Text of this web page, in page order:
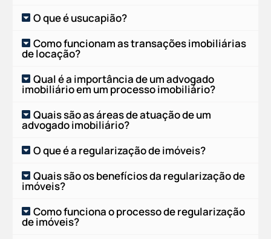
O que é usucapião?
Como funcionam as transações imobiliárias
de locação?
Qual é a importância de um advogado
imobiliário em um processo imobiliário?
Quais são as áreas de atuação de um
advogado imobiliário?
O que é a regularização de imóveis?
Quais são os benefícios da regularização de
imóveis?
Como funciona o processo de regularização
de imóveis?